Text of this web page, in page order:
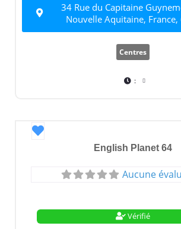
34 Rue du Capitaine
Nouvelle Aquitaine,
Centres
:
Favori
English Planet 64
Aucune
Vérifié